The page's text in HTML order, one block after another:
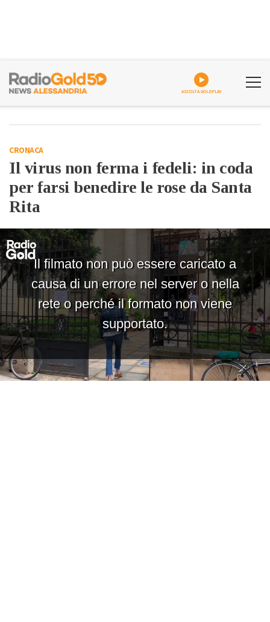
ASCOLTA GOLDPLAY
CRONACA
Il virus non ferma i fedeli: in coda
per farsi benedire le rose da Santa
Rita